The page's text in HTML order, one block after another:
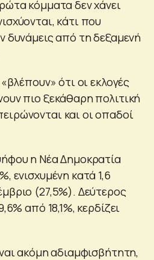
κόμματα δεν χάνει
κάτι που
δυνάμεις από τη δεξαμενή
ότι οι εκλογές
πιο ξεκάθαρη πολιτική
και οι οπαδοί
η Νέα Δημοκρατία
ενισχυμένη κατά 1,6
(27,5%). Δεύτερος
από 18,1%, κερδίζει
ακόμη αδιαμφισβήτητη,